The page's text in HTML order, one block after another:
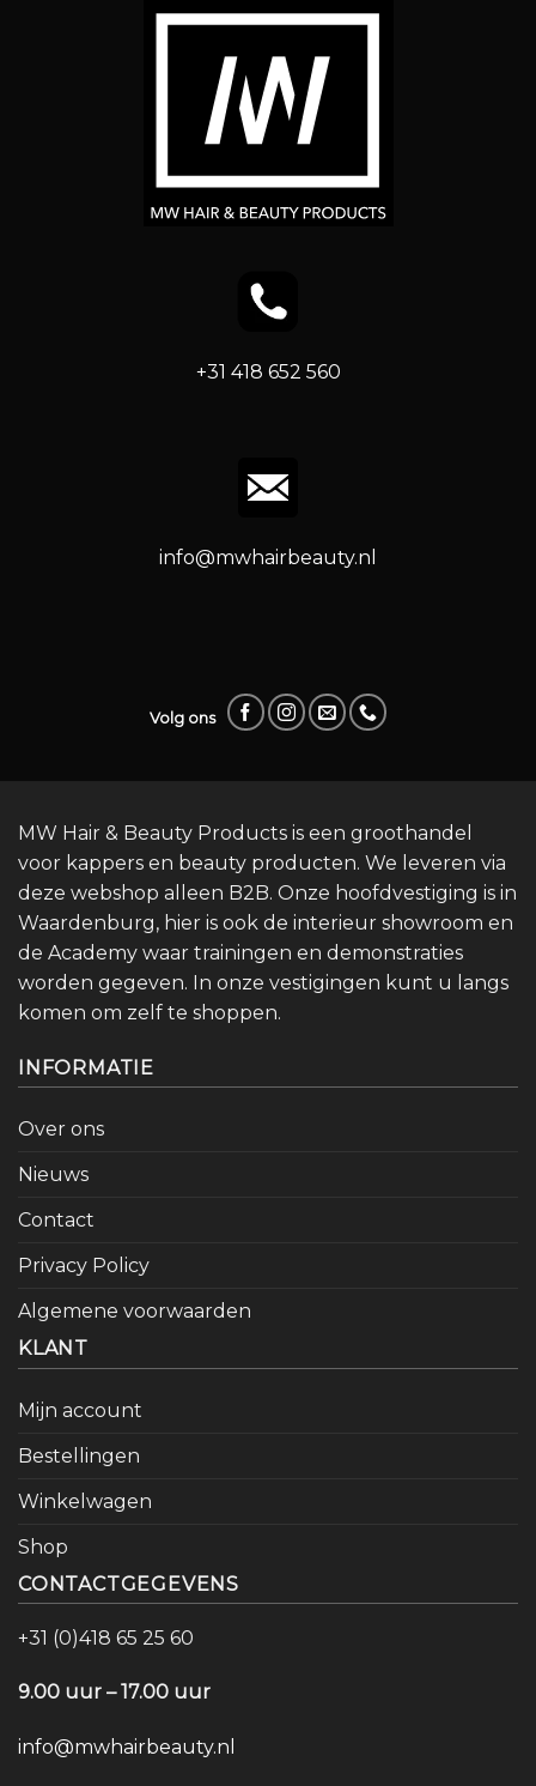
+31 418 652 560
info@mwhairbeauty.nl
Volg ons
MW Hair & Beauty Products is een groothandel
voor kappers en beauty producten. We leveren via
deze webshop alleen B2B. Onze hoofdvestiging is in
Waardenburg, hier is ook de interieur showroom en
de Academy waar trainingen en demonstraties
worden gegeven. In onze vestigingen kunt u langs
komen om zelf te shoppen.
INFORMATIE
Over ons
Nieuws
Contact
Privacy Policy
Algemene voorwaarden
KLANT
Mijn account
Bestellingen
Winkelwagen
Shop
CONTACTGEGEVENS
+31 (0)418 65 25 60
9.00 uur – 17.00 uur
info@mwhairbeauty.nl